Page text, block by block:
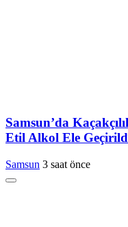
Samsun’da
Etil Alkol Ele
Samsun 3 saat önce